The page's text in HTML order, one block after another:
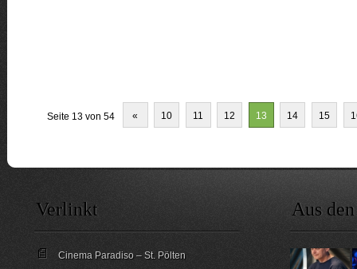
Seite 13 von 54 « 10 11 12 13 14 15
Verlinkt
Cinema Paradiso – St. Pölten
Aus